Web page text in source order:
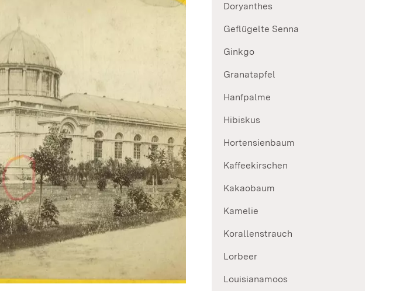
Doryanthes
Geflügelte Senna
Ginkgo
Granatapfel
Hanfpalme
Hibiskus
Hortensienbaum
Kaffeekirschen
Kakaobaum
Kamelie
Korallenstrauch
Lorbeer
Louisianamoos